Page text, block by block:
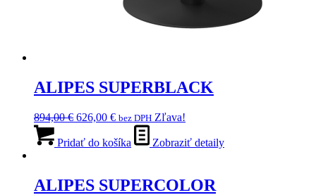
ALIPES SUPERBLACK
894,00€ Pôvodná
bola:
626,00 €Aktuálna
cena
je:
bez DPH Zľava!
Pridať do košíka Zobraziť detaily
ALIPES SUPERCOLOR